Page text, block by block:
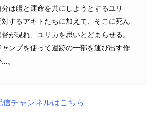
は艦と運命を共にしようとするユリ
するアキトたちに加えて、そこに死ん
が現れ、ユリカを思いとどまらせる。
ンプを使って遺跡の一部を運び出す作
。
チャンネルはこちら